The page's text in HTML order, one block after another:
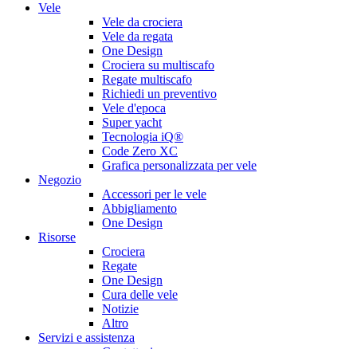
Vele
Vele da crociera
Vele da regata
One Design
Crociera su multiscafo
Regate multiscafo
Richiedi un preventivo
Vele d'epoca
Super yacht
Tecnologia iQ®
Code Zero XC
Grafica personalizzata per vele
Negozio
Accessori per le vele
Abbigliamento
One Design
Risorse
Crociera
Regate
One Design
Cura delle vele
Notizie
Altro
Servizi e assistenza